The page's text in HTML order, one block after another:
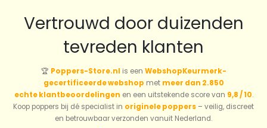
Vertrouwd door duizenden
tevreden klanten
🏆 Poppers-Store.nl is een WebshopKeurmerk-
gecertificeerde webshop met meer dan 2.850
echte klantbeoordelingen en een uitstekende score van 9,8 / 10.
Koop poppers bij dé specialist in originele poppers – veilig, discreet
en betrouwbaar verzonden vanuit Nederland.